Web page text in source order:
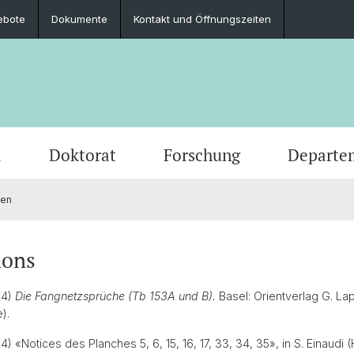
Dokumente Kontakt und Öffnungszeiten
Veranstaltungsarchiv
Doktorat Forschung
Scientific Advisory Board Dr.
Ur- und Frühgeschichtliche und
Die Fangnetzsprüche (Tb 153A und B). Basel: Orientverlag G.
«Notices des Planches 5, 6, 15, 16, 17, 33, 34, 35», in S. Einaudi